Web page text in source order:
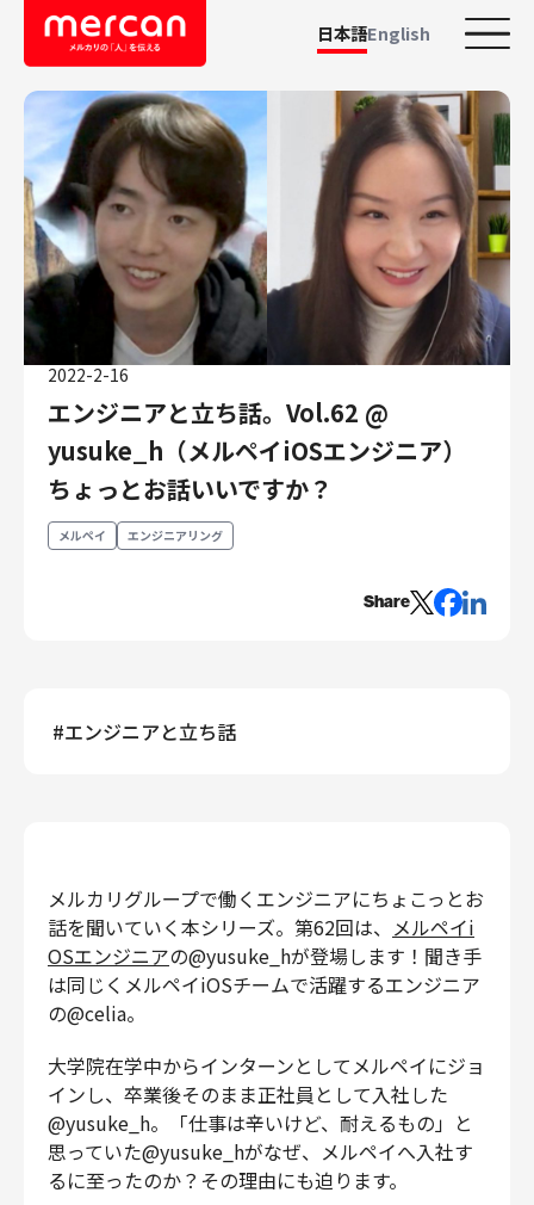
日本語English
カテゴリーから探す
会社・事業
鹿島アントラーズ
Ads
メルカリ
メルペイ
メルコイン
メルカリShops
メルカリR4Dラボ
AI/LLM
職種
エンジニアリング
経営・事業企画
プロダクトマネジメント
データアナリティクス
プロダクトデザイン
クリエイティブ
財務・経理
内部監査・リスク
法務
人事
2022-2-16
エンジニアと立ち話。Vol.62 @
yusuke_h（メルペイiOSエンジニア）
ちょっとお話いいですか？
メルペイ エンジニアリング
Share
#エンジニアと立ち話
メルカリグループで働くエンジニアにちょこっとお
話を聞いていく本シリーズ。第62回は、 メルペイi
OSエンジニアの@yusuke_hが登場します！聞き手
は同じくメルペイiOSチームで活躍するエンジニア
の@celia。
大学院在学中からインターンとしてメルペイにジョ
インし、卒業後そのまま正社員として入社した
@yusuke_h。「仕事は辛いけど、耐えるもの」と
思っていた@yusuke_hがなぜ、メルペイへ入社す
るに至ったのか？その理由にも迫ります。